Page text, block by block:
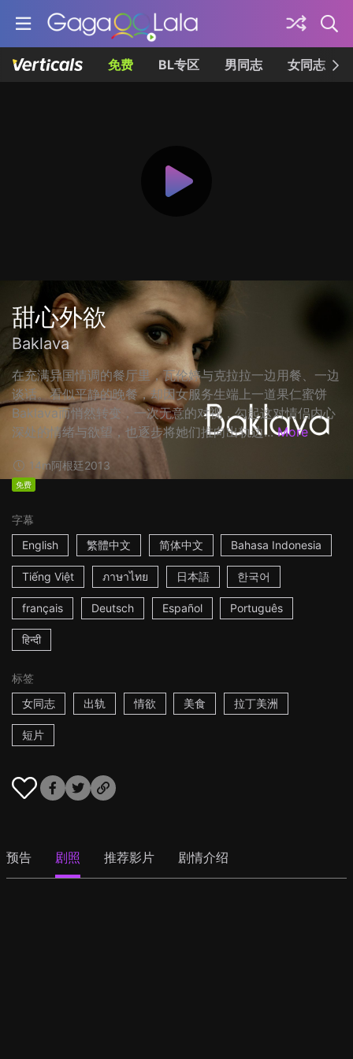
免费 BL专区 男同志 女同志
甜心外欲
Baklava
在充满异国情调的餐厅里，瓦伦婷与克拉拉一边用餐、一边
谈话。看似平静的晚餐，却因女服务生端上一道果仁蜜饼
Baklava而悄然转变，一次无意的对视，勾起这对情侣内心
深处的情绪与欲望，也逐步将她们推向出轨边... More
14m阿根廷2013
免费
字幕
English
繁體中文 简体中文 Bahasa Indonesia
Tiếng Việt ภาษาไทย 日本語 한국어
français Deutsch Español Português
हिन्दी
标签
女同志
出轨 情欲 美食 拉丁美洲
短片
预告 剧照 推荐影片 剧情介绍